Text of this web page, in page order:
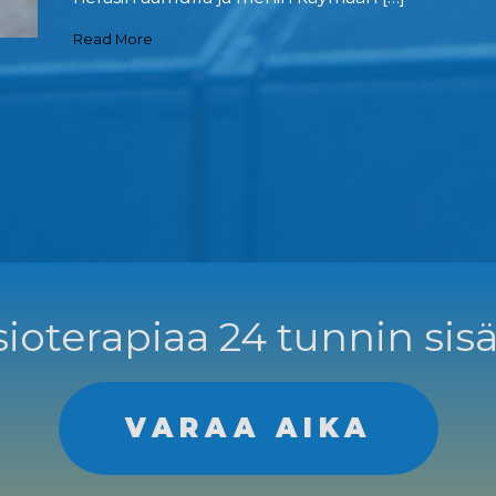
Read More
24 tunnin
VARAA AIKA